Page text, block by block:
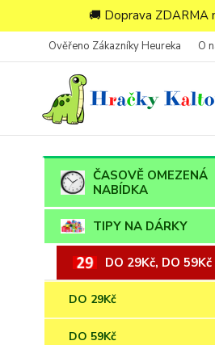
🚚 Doprava ZDARMA
Ověřeno Zákazníky Heureka O
ČASOVĚ OMEZENÁ
NABÍDKA
TIPY NA DÁRKY
DO 29Kč, DO 59Kč
DO 29Kč
DO 59Kč